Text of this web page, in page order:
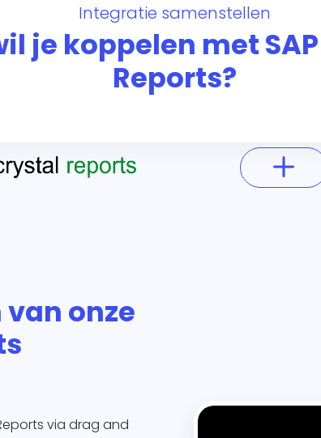
Integratie samenstellen
je koppelen met
Reports?
onze
via drag and